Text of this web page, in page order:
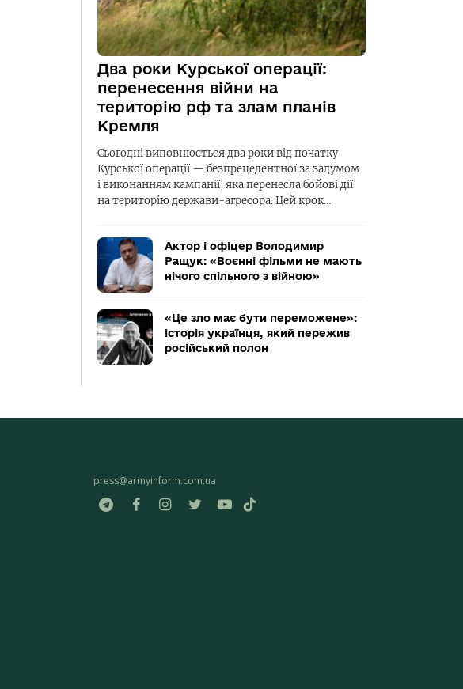
Два роки Курської операції:
перенесення війни на
територію рф та злам планів
Кремля
Сьогодні виповнюється два роки від початку
Курської операції — безпрецедентної за задумом
і виконанням кампанії, яка перенесла бойові дії
на територію держави-агресора. Цей крок…
Актор і офіцер Володимир
Ращук: «Воєнні фільми не мають
нічого спільного з війною»
«Це зло має бути переможене»:
історія українця, який пережив
російський полон
press@armyinform.com.ua